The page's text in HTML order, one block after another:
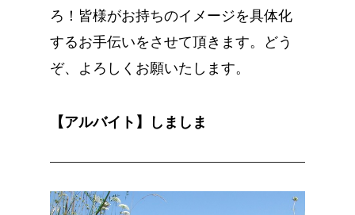
ろ！皆様がお持ちのイメージを具体化
するお手伝いをさせて頂きます。どう
ぞ、よろしくお願いたします。
【アルバイト】しましま